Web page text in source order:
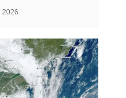
2026